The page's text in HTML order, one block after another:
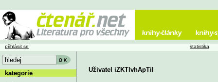
Uživatel iZKTlvhApTil
přihlásit se statistika
kategorie